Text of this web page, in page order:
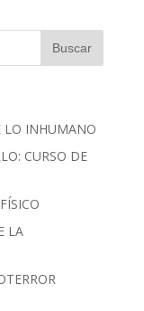
LO INHUMANO
CURSO DE
LA